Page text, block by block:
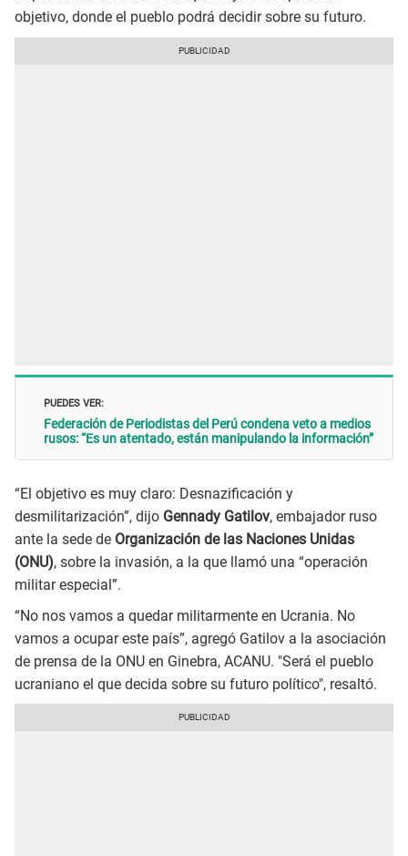
objetivo, donde el pueblo podrá decidir sobre su futuro.
PUEDES VER:
Federación de Periodistas del Perú condena veto a medios
rusos: “Es un atentado, están manipulando la información”
“El objetivo es muy claro: Desnazificación y
desmilitarización”, dijo Gennady Gatilov, embajador ruso
ante la sede de Organización de las Naciones Unidas
(ONU), sobre la invasión, a la que llamó una “operación
militar especial”.
“No nos vamos a quedar militarmente en Ucrania. No
vamos a ocupar este país”, agregó Gatilov a la asociación
de prensa de la ONU en Ginebra, ACANU. "Será el pueblo
ucraniano el que decida sobre su futuro político", resaltó.